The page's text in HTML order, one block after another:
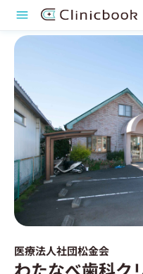
医療法人社団松金会